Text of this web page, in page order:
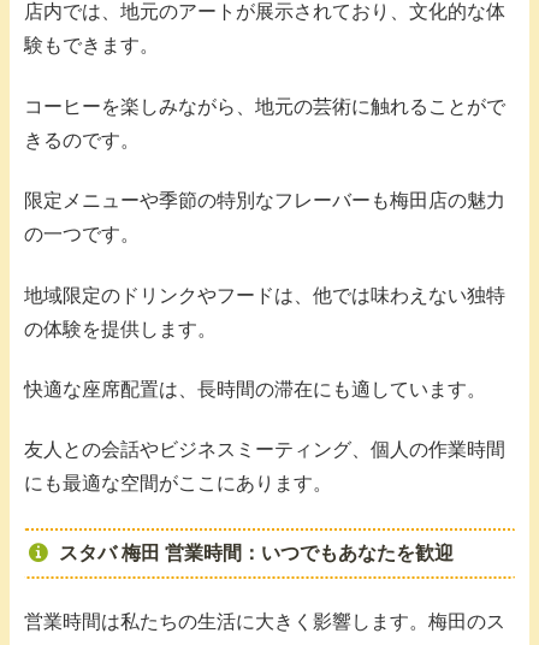
店内では、地元のアートが展示されており、文化的な体
験もできます。
コーヒーを楽しみながら、地元の芸術に触れることがで
きるのです。
限定メニューや季節の特別なフレーバーも梅田店の魅力
の一つです。
地域限定のドリンクやフードは、他では味わえない独特
の体験を提供します。
快適な座席配置は、長時間の滞在にも適しています。
友人との会話やビジネスミーティング、個人の作業時間
にも最適な空間がここにあります。
スタバ 梅田 営業時間：いつでもあなたを歓迎
営業時間は私たちの生活に大きく影響します。梅田のス